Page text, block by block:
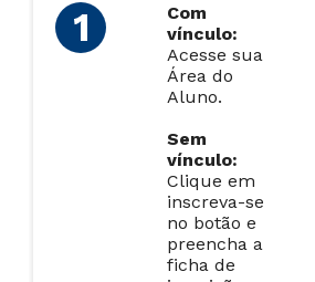
Com
vínculo:
Acesse sua
Área do
Aluno.
Sem
vínculo:
Clique em
inscreva-se
no botão e
preencha a
ficha de